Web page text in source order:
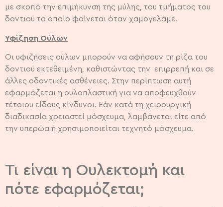
με σκοπό την επιμήκυνση της μύλης, του τμήματος του
δοντιού το οποίο φαίνεται όταν χαμογελάμε.
Υφίζηση Ούλων
Οι υφιζήσεις ούλων μπορούν να αφήσουν τη ρίζα του
δοντιού εκτεθειμένη, καθιστώντας την επιρρεπή και σε
άλλες οδοντικές ασθένειες. Στην περίπτωση αυτή
εφαρμόζεται η ουλοπλαστική για να αποφευχθούν
τέτοιου είδους κίνδυνοι. Εάν κατά τη χειρουργική
διαδικασία χρειαστεί μόσχευμα, λαμβάνεται είτε από
την υπερώα ή χρησιμοποιείται τεχνητό μόσχευμα.
Τι είναι η Ουλεκτομή και
πότε εφαρμόζεται;